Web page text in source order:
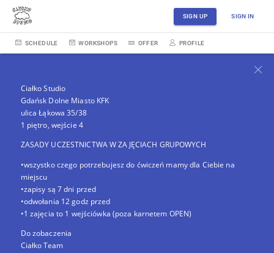
SIGN UP SIGN IN
SCHEDULE WORKSHOPS OFFER PROFILE
Ciałko Studio
Gdańsk Dolne Miasto KFK
ulica Łąkowa 35/38
1 piętro, wejście 4
ZASADY UCZESTNICTWA W ZAJĘCIACH GRUPOWYCH
•wszystko czego potrzebujesz do ćwiczeń mamy dla Ciebie na
miejscu
•zapisy są 7 dni przed
•odwołania 12 godz przed
•1 zajęcia to 1 wejściówka (poza karnetem OPEN)
Do zobaczenia
Ciałko Team